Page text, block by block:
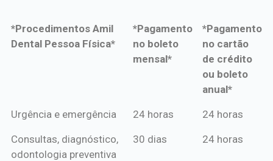
*Procedimentos Amil
Dental Pessoa Física*
*Pagamento
no boleto
mensal*
*Pagamento
no cartão
de crédito
ou boleto
anual*
*Procedimentos Amil
*Pagamento
mensal*
*Pagamento
de crédito
Urgência e emergência 24 horas 24 horas
Consultas, diagnóstico,
odontologia preventiva
30 dias 24 horas